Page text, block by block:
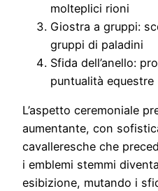
molteplici rioni
Giostra a gruppi:
gruppi di paladini
Sfida dell’anello:
puntualità equestre
L’aspetto ceremoniale
aumentante, con
cavalleresche che
i emblemi stemmi
esibizione, mutando i